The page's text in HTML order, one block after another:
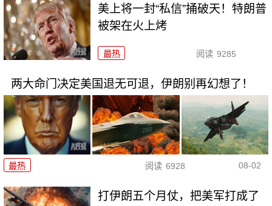
美上将一封“私信”捅破天！特朗普
被架在火上烤
最热 阅读 9285
两大命门决定美国退无可退，伊朗别再幻想了！
最热 阅读 6928 08-02
打伊朗五个月仗，把美军打成了